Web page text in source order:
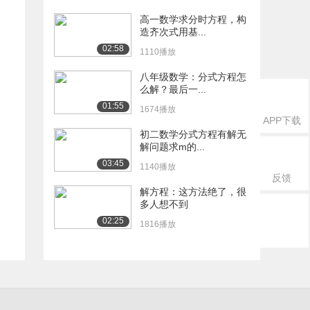
APP下载
反馈
02:58
高一数学求分时方程，构
造齐次式用基...
1110播放
01:55
八年级数学：分式方程怎
么解？最后一...
1674播放
03:45
初二数学分式方程有解无
解问题求m的...
1140播放
02:25
解方程：这方法绝了，很
多人想不到
1816播放